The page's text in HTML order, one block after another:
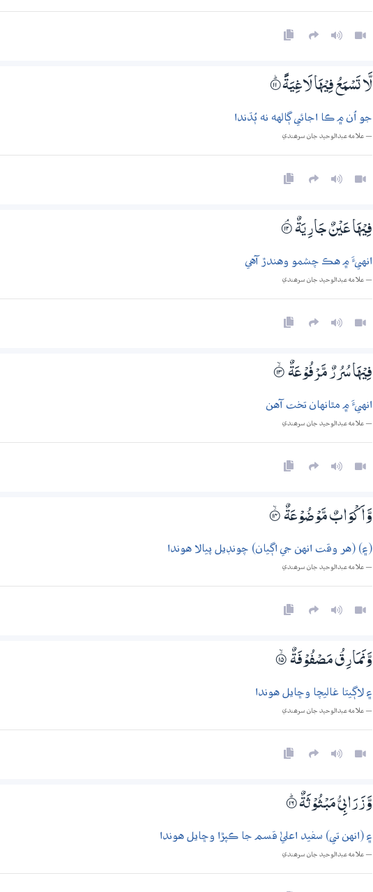
لَّا تَسْمَعُ فِيْهَا لَاغِيَةً ۝ۭ11
جو اُن ۾ ڪا اجائي ڳالهه نه ٻُڌندا
— علامه عبدالوحيد جان سرھندي
فِيْهَا عَيْنٌ جَارِيَةٌ ۝ۘ12
انهيءَ ۾ هڪ چشمو وهندڙ آهي
— علامه عبدالوحيد جان سرھندي
فِيْهَا سُرُرٌ مَّرْفُوْعَةٌ ۝ۙ13
انهيءَ ۾ مٿانهان تخت آهن
— علامه عبدالوحيد جان سرھندي
وَّاَكْوَابٌ مَّوْضُوْعَةٌ ۝ۙ14
(۽) (هر وقت انهن جي اڳيان) چونڊيل پيالا هوندا
— علامه عبدالوحيد جان سرھندي
وَّنَمَارِقُ مَصْفُوْفَةٌ ۝ۙ15
۽ لاڳيتا غاليچا وڇايل هوندا
— علامه عبدالوحيد جان سرھندي
وَّزَرَابِيُّ مَبْثُوْثَةٌ ۝ۭ16
۽ (انهن تي) سفيد اعليٰ قسم جا ڪپڙا وڇايل هوندا
— علامه عبدالوحيد جان سرھندي